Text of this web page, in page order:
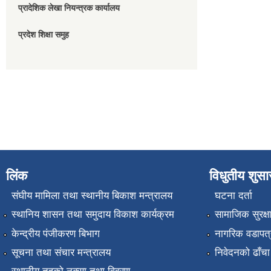
प्रादेशिक लेखा नियन्त्रक कार्यालय
प्रदेश शिक्षा समुह
लिंक
संघीय मामिला तथा स्थानीय बिकाश मन्त्रालय
स्थानिय शासन तथा समुदाय विकाश कार्यक्रम
केन्द्रीय पंजीकरण बिभाग
सूचना तथा संचार मन्त्रालय
विधुतीय
घटना दर्ता
सामाजिक सुरक्षा
नागरिक
निवेदनको ढाँचा